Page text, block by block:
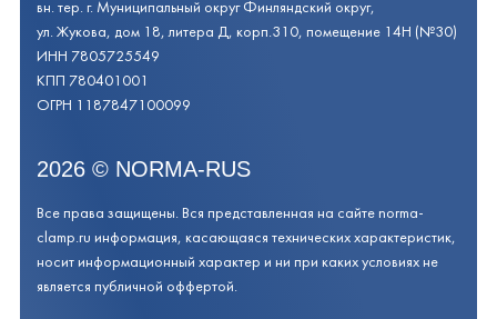
вн. тер. г. Муниципальный округ Финляндский округ,
ул. Жукова, дом 18, литера Д, корп.310, помещение 14Н (№30)
ИНН 7805725549
КПП 780401001
ОГРН 1187847100099
2026 © NORMA-RUS
Все права защищены. Вся представленная на сайте norma-
clamp.ru информация, касающаяся технических характеристик,
носит информационный характер и ни при каких условиях не
является публичной оффертой.‍